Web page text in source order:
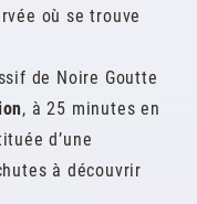
où se trouve
de Noire Goutte
, à 25 minutes en
d’une
à découvrir